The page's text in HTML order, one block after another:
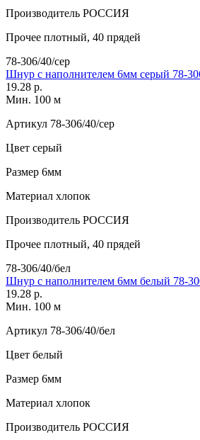
Производитель РОССИЯ
Прочее плотный, 40 прядей
78-306/40/сер
Шнур с наполнителем 6мм серый 78-
19.28 р.
Мин. 100 м
Артикул 78-306/40/сер
Цвет серый
Размер 6мм
Материал хлопок
Производитель РОССИЯ
Прочее плотный, 40 прядей
78-306/40/бел
Шнур с наполнителем 6мм белый 78-
19.28 р.
Мин. 100 м
Артикул 78-306/40/бел
Цвет белый
Размер 6мм
Материал хлопок
Производитель РОССИЯ